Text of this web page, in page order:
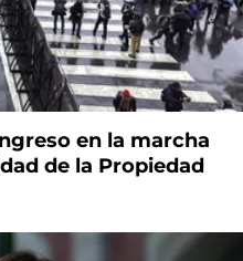
en la marcha
de la Propiedad